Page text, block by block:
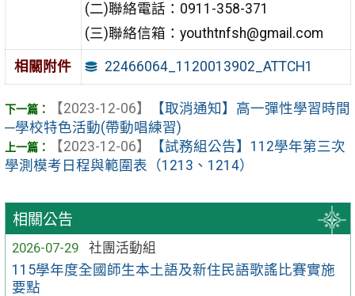
相關公告
2026-07-29
社團活動組
115學年度全國師生本土語及新住民語歌謠比賽實施
要點
(二)聯絡電話：0911-358-371
(三)聯絡信箱：youthtnfsh@gmail.com
相關附件 22466064_1120013902_ATTCH1
【2023-12-06】
【取消通知】高一彈性學習時間
─學校特色活動(帶動唱練習)
【2023-12-06】
【試務組公告】112學年第三次
學測模考日程與範圍表（1213、1214）